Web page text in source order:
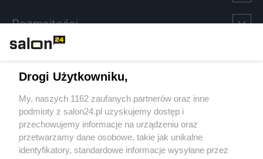
Rozmaitości
Sport
Społeczeństwo
Kultura
Drogi Użytkowniku,
My, naszych 1162 zaufanych partnerów oraz inne
podmioty z salon24.pl uzyskujemy dostęp i
przechowujemy informacje na urządzeniu oraz
przetwarzamy dane osobowe, takie jak unikalne
identyfikatory, standardowe informacje wysyłane przez